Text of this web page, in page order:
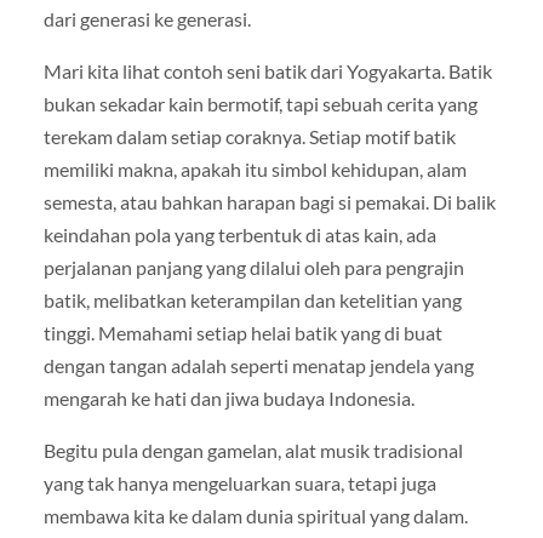
dari generasi ke generasi.
Mari kita lihat contoh seni batik dari Yogyakarta. Batik
bukan sekadar kain bermotif, tapi sebuah cerita yang
terekam dalam setiap coraknya. Setiap motif batik
memiliki makna, apakah itu simbol kehidupan, alam
semesta, atau bahkan harapan bagi si pemakai. Di balik
keindahan pola yang terbentuk di atas kain, ada
perjalanan panjang yang dilalui oleh para pengrajin
batik, melibatkan keterampilan dan ketelitian yang
tinggi. Memahami setiap helai batik yang di buat
dengan tangan adalah seperti menatap jendela yang
mengarah ke hati dan jiwa budaya Indonesia.
Begitu pula dengan gamelan, alat musik tradisional
yang tak hanya mengeluarkan suara, tetapi juga
membawa kita ke dalam dunia spiritual yang dalam.